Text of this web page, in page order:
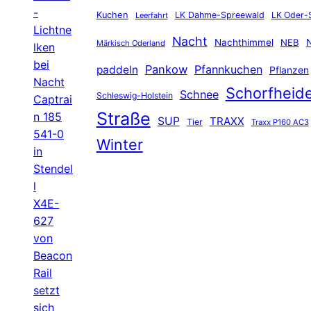
-
Lichtne
lken
bei
Nacht
Captrai
n 185
541-0
in
Stendel
l
X4E-
627
von
Beacon
Rail
setzt
sich
Kuchen Leerfahrt LK Dahme-Spreewald LK Oder-
Märkisch Oderland Nacht Nachthimmel NEB
paddeln Pankow Pfannkuchen Pflanzen
Schleswig-Holstein Schnee
Straße SUP Tier TRAXX Traxx P160 AC3
Winter